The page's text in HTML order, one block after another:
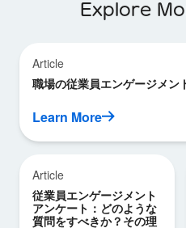
Explore
Article
職場の従業員エンゲージメン
Learn More
Article
従業員エンゲージメント
アンケート：どのような
質問をすべきか？その理